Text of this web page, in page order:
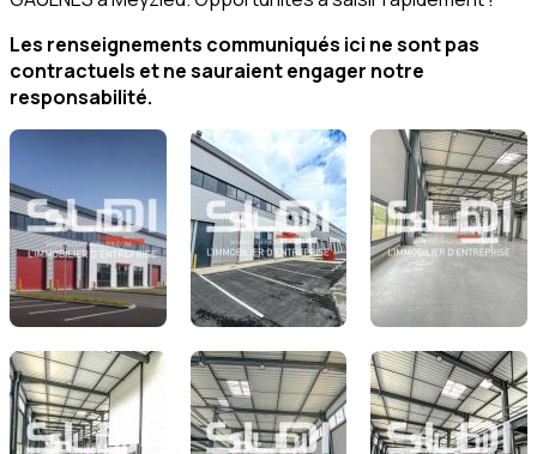
Les renseignements communiqués ici ne sont pas
contractuels et ne sauraient engager notre
responsabilité.